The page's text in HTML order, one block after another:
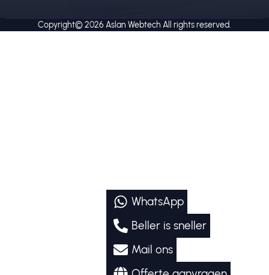
Copyright© 2026 Aslan Webtech All rights reserved.
WhatsApp
Beller is sneller
Mail ons